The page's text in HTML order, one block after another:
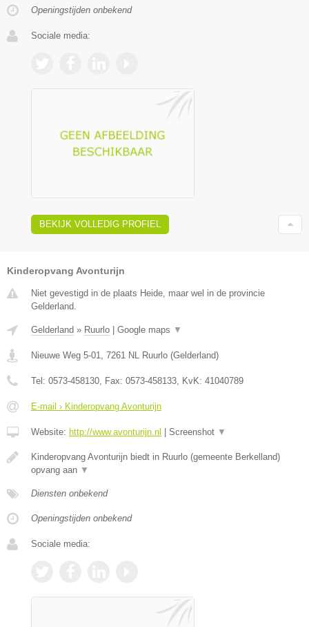
Openingstijden onbekend
Sociale media:
BEKIJK VOLLEDIG PROFIEL
Kinderopvang Avonturijn
Niet gevestigd in de plaats Heide, maar wel in de provincie
Gelderland.
Gelderland » Ruurlo | Google maps ▼
Nieuwe Weg 5-01 7261 NL Ruurlo (Gelderland)
Tel: 0573-458130 , Fax: 0573-458133 , KvK: 41040789
E-mail › Kinderopvang Avonturijn
Website: http://www.avonturijn.nl | Screenshot ▼
Kinderopvang Avonturijn biedt in Ruurlo (gemeente Berkelland)
opvang aan ▼
Diensten onbekend
Openingstijden onbekend
Sociale media: